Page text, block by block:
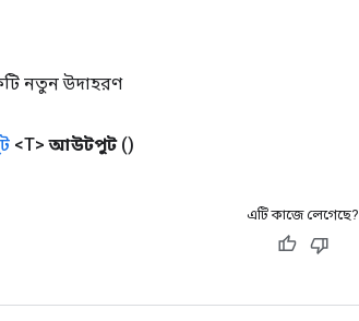
নতুন উদাহরণ
<T> আউটপুট ()
এটি কাজে লেগেছে?